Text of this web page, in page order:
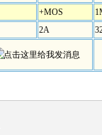
+MOS
2A